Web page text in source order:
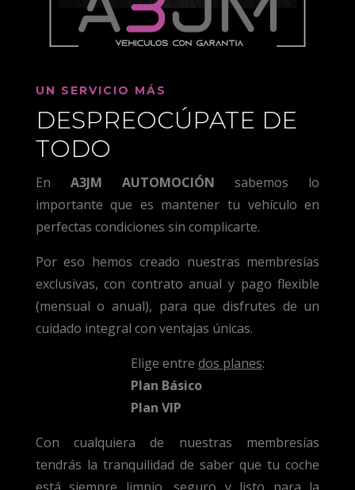
UN SERVICIO MÁS
DESPREOCÚPATE DE
TODO
En A3JM AUTOMOCIÓN sabemos lo
importante que es mantener tu vehículo en
perfectas condiciones sin complicarte.
Por eso hemos creado nuestras membresías
exclusivas, con contrato anual y pago flexible
(mensual o anual), para que disfrutes de un
cuidado integral con ventajas únicas.
Elige entre dos planes:
Plan Básico
Plan VIP
Con cualquiera de nuestras membresías
tendrás la tranquilidad de saber que tu coche
está siempre limpio, seguro y listo para la